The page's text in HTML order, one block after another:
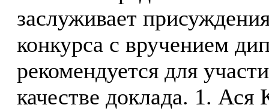
заслуживает
конкурса с вручением
рекомендуется для
качестве доклада. 1. Ася